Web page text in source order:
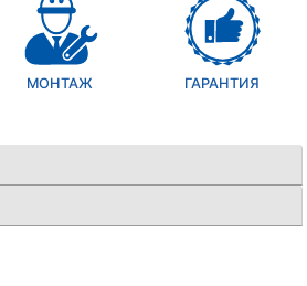
МОНТАЖ ГАРАНТИЯ